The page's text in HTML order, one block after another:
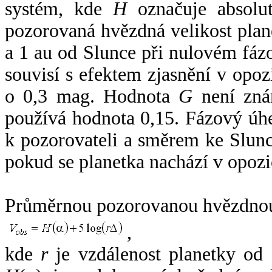
systém, kde Hoznačuje
pozorovaná hvězdná velikost
a 1 au od Slunce při nulovém
souvisí s efektem zjasnění v
o 0,3 mag. Hodnota G není
používá hodnota 0,15. Fázový
k pozorovateli a směrem ke
pokud se planetka nachází v
Průměrnou pozorovanou
,
kde rje vzdálenost planetky od